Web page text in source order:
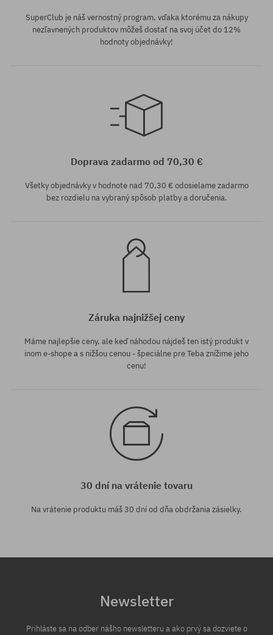
SuperClub je náš vernostný program, vďaka ktorému za nákupy
nezľavnených produktov môžeš dostať na svoj účet do 12%
hodnoty objednávky!
Doprava zadarmo od 70,30 €
Všetky objednávky v hodnote nad 70,30 € odosielame zadarmo
bez rozdielu na vybraný spôsob platby a doručenia.
Záruka najnižšej ceny
Máme najlepšie ceny, ale keď náhodou nájdeš ten istý produkt v
inom e-shope a s nižšou cenou - špeciálne pre Teba znížime jeho
cenu!
30 dní na vrátenie tovaru
Na vrátenie produktu máš 30 dní od dňa obdržania zásielky.
Newsletter
Prihláste sa na odber nášho newsletteru a ako prvý sa dozviete o